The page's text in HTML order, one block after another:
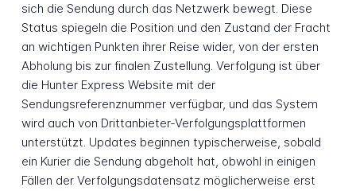
sich die Sendung durch das Netzwerk bewegt. Diese
Status spiegeln die Position und den Zustand der Fracht
an wichtigen Punkten ihrer Reise wider, von der ersten
Abholung bis zur finalen Zustellung. Verfolgung ist über
die Hunter Express Website mit der
Sendungsreferenznummer verfügbar, und das System
wird auch von Drittanbieter-Verfolgungsplattformen
unterstützt. Updates beginnen typischerweise, sobald
ein Kurier die Sendung abgeholt hat, obwohl in einigen
Fällen der Verfolgungsdatensatz möglicherweise erst